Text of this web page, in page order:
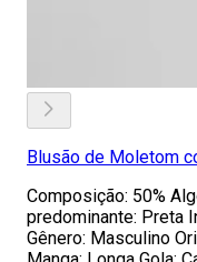
Blusão de Moletom
Composição: 50%
predominante: Preta
Gênero: Masculino